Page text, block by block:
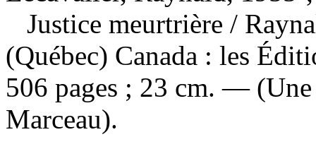
Justice meurtrière /
(Québec) Canada : les
506 pages ; 23 cm. —
Marceau).